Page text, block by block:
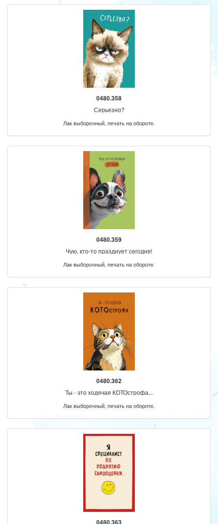
0480.358
Серьезно?
Лак выборочный, печать на обороте.
0480.359
Чую, кто-то празднует сегодня!
Лак выборочный, печать на обороте.
0480.362
Ты - это ходячая КОТОстрофа...
Лак выборочный, печать на обороте.
0480.363